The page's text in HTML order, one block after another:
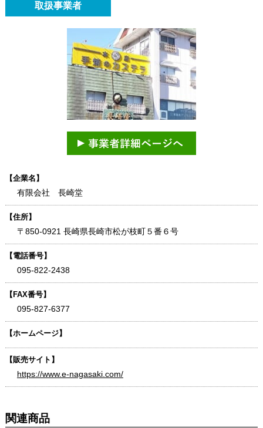
取扱事業者
【企業名】
有限会社 長崎堂
【住所】
〒850-0921 長崎県長崎市松が枝町５番６号
【電話番号】
095-822-2438
【FAX番号】
095-827-6377
【ホームページ】
【販売サイト】
https://www.e-nagasaki.com/
関連商品